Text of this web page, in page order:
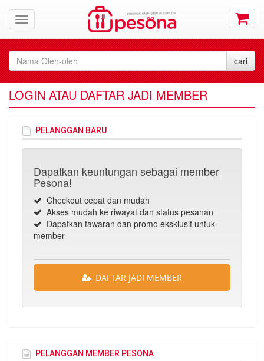
LOGIN ATAU DAFTAR JADI MEMBER
PELANGGAN BARU
Dapatkan keuntungan sebagai member
Pesona!
Checkout cepat dan mudah
Akses mudah ke riwayat dan status pesanan
Dapatkan tawaran dan promo eksklusif untuk
member
DAFTAR JADI MEMBER
PELANGGAN MEMBER PESONA